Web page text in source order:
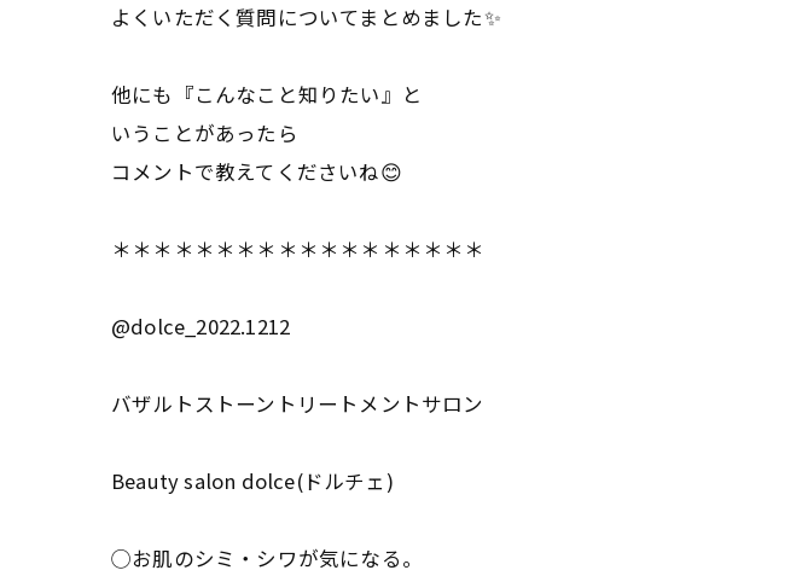
よくいただく質問についてまとめました✨
他にも『こんなこと知りたい』と
いうことがあったら
コメントで教えてくださいね😊
＊＊＊＊＊＊＊＊＊＊＊＊＊＊＊＊＊＊
@dolce_2022.1212
バザルトストーントリートメントサロン
Beauty salon dolce(ドルチェ)
◯お肌のシミ・シワが気になる。